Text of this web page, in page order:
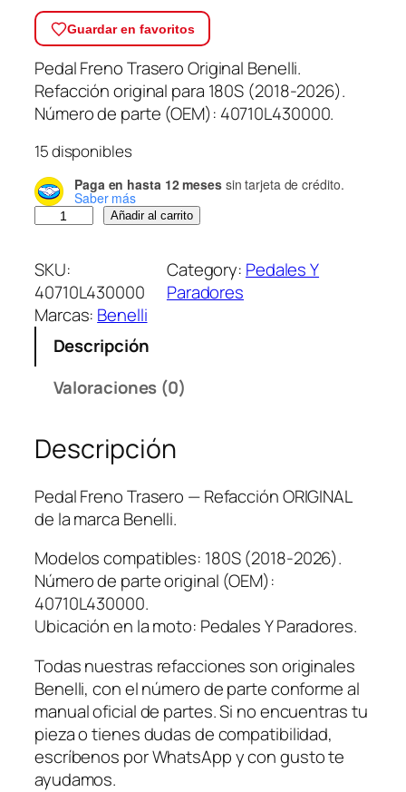
Guardar en favoritos
Pedal Freno Trasero Original Benelli.
Refacción original para 180S (2018-2026).
Número de parte (OEM): 40710L430000.
15 disponibles
Paga en hasta 12 mesessin tarjeta de crédito.
Saber más
d
a
l
F
T
r
a
s
e
r
o
c
a
t
i
d
a
d
Añadir al carrito
SKU:
40710L430000
Category: Pedales Y
Paradores
Marcas: Benelli
Descripción
Valoraciones (0)
Descripción
Pedal Freno Trasero — Refacción ORIGINAL
de la marca Benelli.
Modelos compatibles: 180S (2018-2026).
Número de parte original (OEM):
40710L430000.
Ubicación en la moto: Pedales Y Paradores.
Todas nuestras refacciones son originales
Benelli, con el número de parte conforme al
manual oficial de partes. Si no encuentras tu
pieza o tienes dudas de compatibilidad,
escríbenos por WhatsApp y con gusto te
ayudamos.